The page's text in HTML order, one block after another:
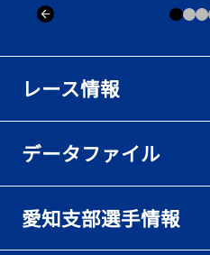
回りは良くなった」／常滑 - 日刊ス
【ボートレース】島川海輝が逃げ
伸び意識の調整で／常滑 - 日刊スポ
【ボートレース】地元の荒木颯斗
2026年08月02日
【とこなめボート】出足抜群の篠
ある」と思案顔
レース情報
データファイル
愛知支部選手情報